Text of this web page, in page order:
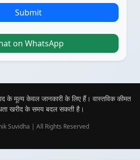
Submit
on WhatsApp
के मूल्य केवल जानकारी के लिए हैं। वास्तविक कीमत
खरीद के समय बदल सकती है।
Suvidha | All Rights Reserved